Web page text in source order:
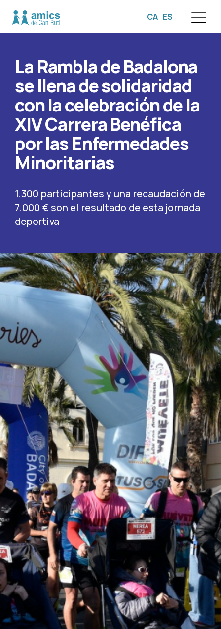
CA ES
La Rambla de Badalona
se llena de solidaridad
con la celebración de la
XIV Carrera Benéfica
por las Enfermedades
Minoritarias
1.300 participantes y una recaudación de
7.000 € son el resultado de esta jornada
deportiva